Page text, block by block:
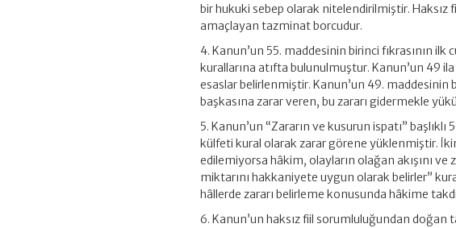
bir hukuki sebep olarak nitelendirilmiştir. Haksız
amaçlayan tazminat borcudur.
4. Kanun’un 55. maddesinin birinci fıkrasının
kurallarına atıfta bulunulmuştur. Kanun’un 49
esaslar belirlenmiştir. Kanun’un 49. maddesinin
başkasına zarar veren, bu zararı gidermekle
5. Kanun’un “Zararın ve kusurun ispatı”
külfeti kural olarak zarar görene yüklenmiştir.
edilemiyorsa hâkim, olayların olağan akışını
miktarını hakkaniyete uygun olarak belirler”
hâllerde zararı belirleme konusunda hâkime
6. Kanun’un haksız fiil sorumluluğundan